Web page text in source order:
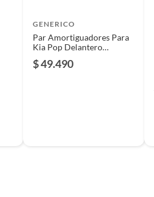
GENERICO
Par Amortiguadores Para
Kia Pop Delantero
$ 49.490